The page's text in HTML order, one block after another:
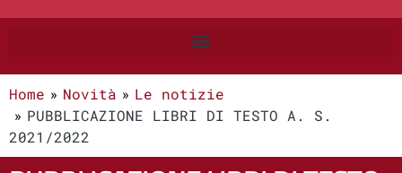
Home Novità
Le notizie
PUBBLICAZIONE LIBRI DI TESTO A. S.
2021/2022